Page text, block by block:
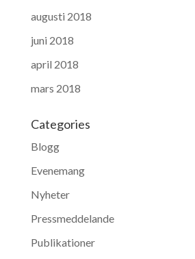
augusti 2018
juni 2018
april 2018
mars 2018
Categories
Blogg
Evenemang
Nyheter
Pressmeddelande
Publikationer